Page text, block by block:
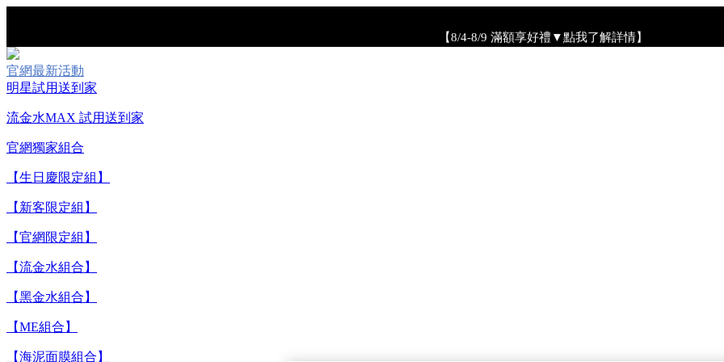
官網最新活動
明星試用送到家
流金水MAX 試用送到家
官網獨家組合
【生日慶限定組】
【新客限定組】
【官網限定組】
【流金水組合】
【黑金水組合】
【ME組合】
【海泥面膜組合】